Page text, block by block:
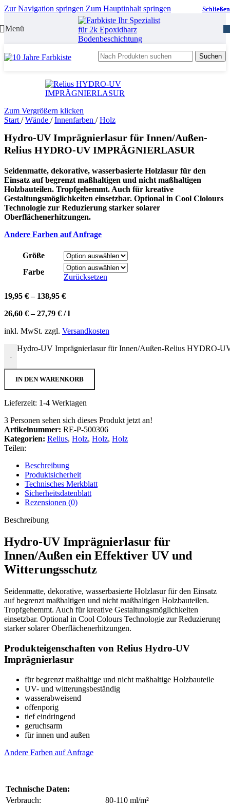
Zur Navigation springen Zum Hauptinhalt springen
Menü
Suchen
Zum Vergrößern klicken
Start / Wände / Innenfarben / Holz
Hydro-UV Imprägnierlasur für Innen/Außen-
Relius HYDRO-UV IMPRÄGNIERLASUR
Seidenmatte, dekorative, wasserbasierte Holzlasur für den
Einsatz auf begrenzt maßhaltigen und nicht maßhaltigen
Holzbauteilen. Tropfgehemmt. Auch für kreative
Gestaltungsmöglichkeiten einsetzbar. Optional in Cool Clolours
Technologie zur Reduzierung starker solarer
Oberflächenerhitzungen.
Andere Farben auf Anfrage
Größe
Farbe
Zurücksetzen
19,95 €– 138,95 €
26,60 €–27,79 € /l
inkl. MwSt. zzgl. Versandkosten
-
Hydro-UV Imprägnierlasur für Innen/Außen-Relius HYDRO-
IN DEN WARENKORB
Lieferzeit: 1-4 Werktagen
3 Personen sehen sich dieses Produkt jetzt an!
Artikelnummer: RE-P-500306
Kategorien: Relius, Holz, Holz, Holz
Teilen:
Beschreibung
Produktsicherheit
Technisches Merkblatt
Sicherheitsdatenblatt
Rezensionen (0)
Beschreibung
Hydro-UV Imprägnierlasur für
Innen/Außen ein Effektiver UV und
Witterungsschutz
Seidenmatte, dekorative, wasserbasierte Holzlasur für den Einsatz
auf begrenzt maßhaltigen und nicht maßhaltigen Holzbauteilen.
Tropfgehemmt. Auch für kreative Gestaltungsmöglichkeiten
einsetzbar. Optional in Cool Colours Technologie zur Reduzierung
starker solarer Oberflächenerhitzungen.
Produkteigenschaften von Relius Hydro-UV
Imprägnierlasur
für begrenzt maßhaltige und nicht maßhaltige Holzbauteile
UV- und witterungsbeständig
wasserabweisend
offenporig
tief eindringend
geruchsarm
für innen und außen
Andere Farben auf Anfrage
Technische Daten:
Verbrauch:
80-110 ml/m²
Schließen
Schließen
Schließen